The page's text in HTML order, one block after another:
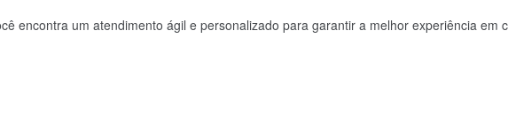
encontra um atendimento ágil e personalizado para garantir a melhor experiência em